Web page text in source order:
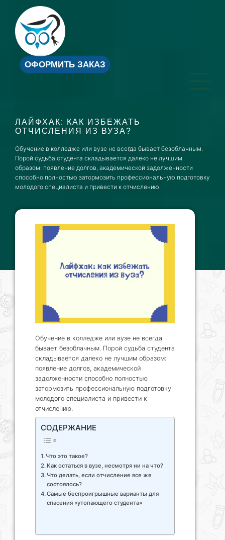
ОФОРМИТЬ ЗАКАЗ
ЛАЙФХАК: КАК ИЗБЕЖАТЬ
ОТЧИСЛЕНИЯ ИЗ ВУЗА?
Обучение в колледже или вузе не всегда бывает безоблачным.
Порой судьба студента складывается далеко не лучшим
образом: появление долгов, академической задолженности
способно полностью затормозить профессиональную подготовку
молодого специалиста и привести к отчислению.
Обучение в колледже или вузе не всегда
бывает безоблачным. Порой судьба студента
складывается далеко не лучшим образом:
появление долгов, академической
задолженности способно полностью
затормозить профессиональную подготовку
молодого специалиста и привести к
отчислению.
СОДЕРЖАНИЕ
Что это такое?
Как остаться в вузе, несмотря ни на что?
Что делать, если отчисление все же
состоялось?
Самые беспроигрышные варианты для
спасения «утопающего студента»